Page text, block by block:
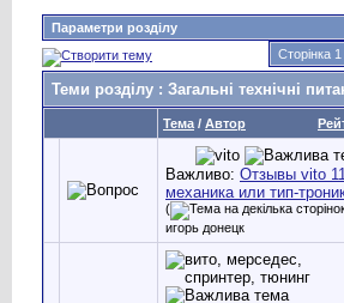
Параметри розділу
Сторінка
Теми розділу : Загальні технічні
Тема / Автор
Важливо: Отзывы vito
механика или тип-
(
игорь донецк